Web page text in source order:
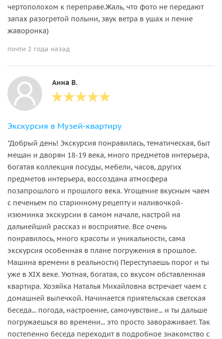
чертополохом к переправе.Жаль, что фото не передают
запах разогретой полыни, звук ветра в ушах и пение
жаворонка)
почти 2 года назад
Анна В.
Экскурсия в Музей-квартиру
"Добрый день! Экскурсия понравилась, тематическая, быт
мещан и дворян 18-19 века, много предметов интерьера,
богатая коллекция посуды, мебели, часов, других
предметов интерьера, воссоздана атмосфера
позапрошлого и прошлого века. Угощение вкусным чаем
с печеньем по старинному рецепту и наливочкой-
изюминка экскурсии в самом начале, настрой на
дальнейший рассказ и восприятие. Все очень
понравилось, много красоты и уникальности, сама
экскурсия особенная в плане погружения в прошлое.
Машина времени в реальности) Переступаешь порог и ты
уже в XIX веке. Уютная, богатая, со вкусом обставленная
квартира. Хозяйка Наталья Михайловна встречает чаем с
домашней выпечкой. Начинается приятельская светская
беседа... погода, настроение, самочувствие... и ты дальше
погружаешься во времени... это просто завораживает. Так
постепенно беседа переходит в подробное знакомство с